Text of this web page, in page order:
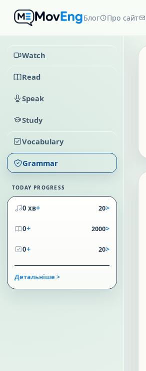
Блог Про сайт
Watch
Read
Speak
Study
Vocabulary
Grammar
TODAY PROGRESS
0 хв+ 20>
0+ 2000>
0+ 20>
Детальніше >